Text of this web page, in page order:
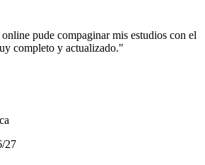
pude compaginar mis estudios con el
completo y actualizado."
27